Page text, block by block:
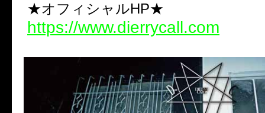
★オフィシャルHP★
https://www.dierrycall.com